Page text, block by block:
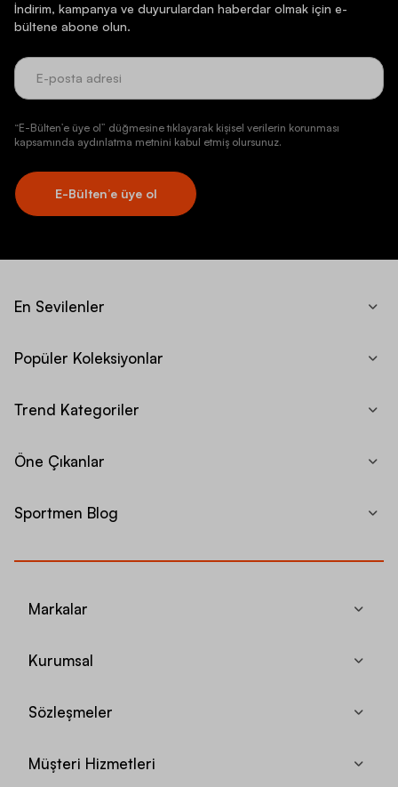
İndirim, kampanya ve duyurulardan haberdar olmak için e-
bültene abone olun.
“E-Bülten’e üye ol” düğmesine tıklayarak kişisel verilerin korunması
kapsamında aydınlatma metnini kabul etmiş olursunuz.
E-Bülten’e üye ol
En Sevilenler
Popüler Koleksiyonlar
Trend Kategoriler
Öne Çıkanlar
Sportmen Blog
Markalar
Kurumsal
Sözleşmeler
Müşteri Hizmetleri